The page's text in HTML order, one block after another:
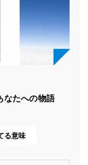
なたへの物語
る意味